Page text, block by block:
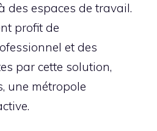
des espaces de travail.
profit de
et des
par cette solution,
une métropole